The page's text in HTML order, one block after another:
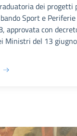
dei progetti
Sport e
approvata con
Ministri del 13